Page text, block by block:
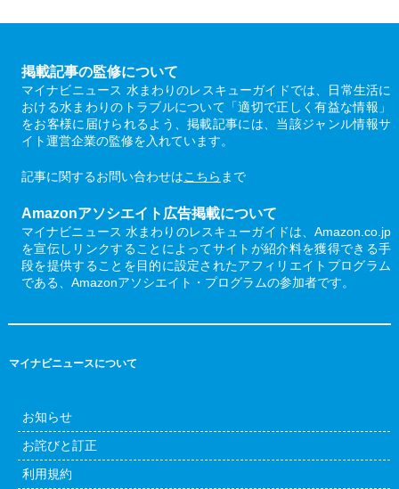
掲載記事の監修について
マイナビニュース 水まわりのレスキューガイドでは、日常生活に
おける水まわりのトラブルについて「適切で正しく有益な情報」
をお客様に届けられるよう、掲載記事には、当該ジャンル情報サ
イト運営企業の監修を入れています。
記事に関するお問い合わせはこちら まで
Amazonアソシエイト広告掲載について
マイナビニュース 水まわりのレスキューガイドは、Amazon.co.jp
を宣伝しリンクすることによってサイトが紹介料を獲得できる手
段を提供することを目的に設定されたアフィリエイトプログラム
である、Amazonアソシエイト・プログラムの参加者です。
マイナビニュースについて
お知らせ
お詫びと訂正
利用規約